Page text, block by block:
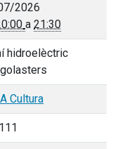
2026
a 21:30
hidroelèctric
Cultura